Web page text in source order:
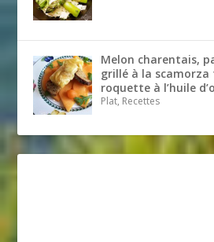
Melon charentais,
grillé à la scamorza
roquette à l’huile
Plat, Recettes